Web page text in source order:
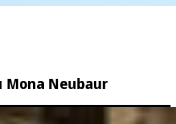
Neubaur